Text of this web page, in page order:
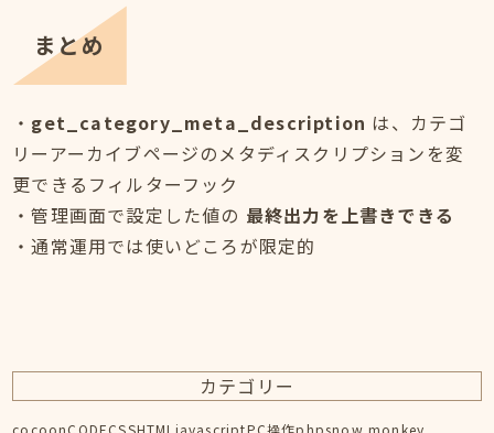
まとめ
・ get_category_meta_description は、カテゴ
リーアーカイブページのメタディスクリプションを変
更できるフィルターフック
・管理画面で設定した値の 最終出力を上書きできる
・通常運用では使いどころが限定的
カテゴリー